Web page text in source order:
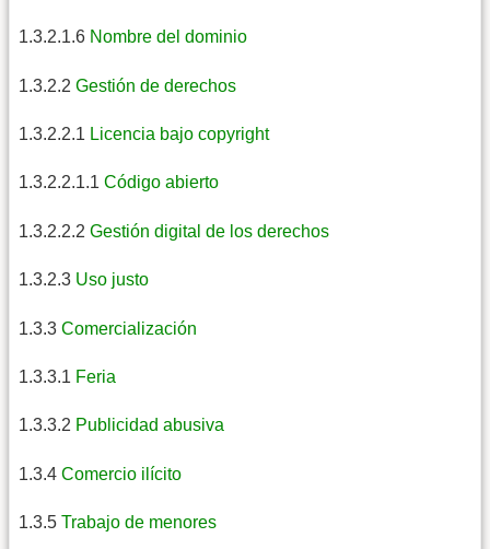
1.3.2.1.6 Nombre del dominio
1.3.2.2 Gestión de derechos
1.3.2.2.1 Licencia bajo copyright
1.3.2.2.1.1 Código abierto
1.3.2.2.2 Gestión digital de los derechos
1.3.2.3 Uso justo
1.3.3 Comercialización
1.3.3.1 Feria
1.3.3.2 Publicidad abusiva
1.3.4 Comercio ilícito
1.3.5 Trabajo de menores